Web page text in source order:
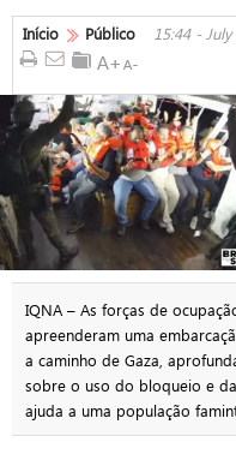
Início Público 15:44 -
IQNA – As forças de
apreenderam uma
a caminho de Gaza,
sobre o uso do bloqueio e
ajuda a uma população